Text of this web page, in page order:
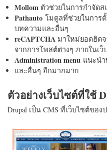
Mollom ตัวช่วยในการกำจัดส
Pathauto โมดูลที่ช่วยในการ
บทความและอื่นๆ
reCAPTCHA มาใหม่ยอดฮิต
จากการโพสต์ต่างๆ ภายในเว็
Administration menu แนะน
และอื่นๆ อีกมากมาย
ตัวอย่างเว็บไซต์ที่ใช้
Drupal เป็น CMS ที่เว็บไซต์ของ